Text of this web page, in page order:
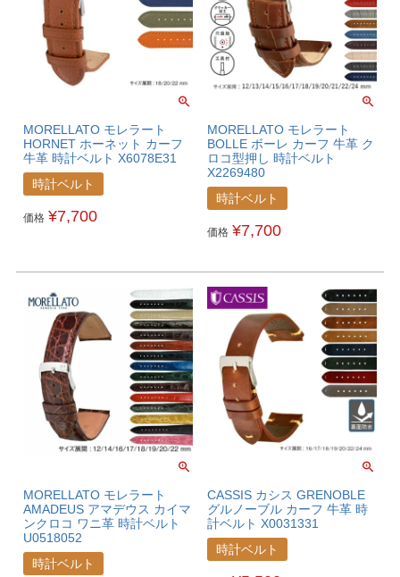
MORELLATO モレラート
HORNET ホーネット カーフ
牛革 時計ベルト X6078E31
時計ベルト
価格 ¥7,700
MORELLATO モレラート
BOLLE ボーレ カーフ 牛革 ク
ロコ型押し 時計ベルト
X2269480
時計ベルト
価格 ¥7,700
MORELLATO モレラート
AMADEUS アマデウス カイマ
ンクロコ ワニ革 時計ベルト
U0518052
時計ベルト
CASSIS カシス GRENOBLE
グルノーブル カーフ 牛革 時
計ベルト X0031331
時計ベルト